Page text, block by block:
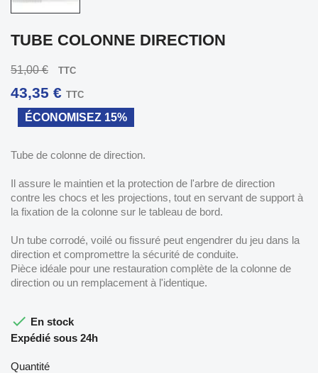
TUBE COLONNE DIRECTION
51,00 € TTC
43,35 € TTC
ÉCONOMISEZ 15%
Tube de colonne de direction.
Il assure le maintien et la protection de l'arbre de direction
contre les chocs et les projections, tout en servant de support à
la fixation de la colonne sur le tableau de bord.
Un tube corrodé, voilé ou fissuré peut engendrer du jeu dans la
direction et compromettre la sécurité de conduite.
Pièce idéale pour une restauration complète de la colonne de
direction ou un remplacement à l'identique.
 En stock
Expédié sous 24h
Quantité